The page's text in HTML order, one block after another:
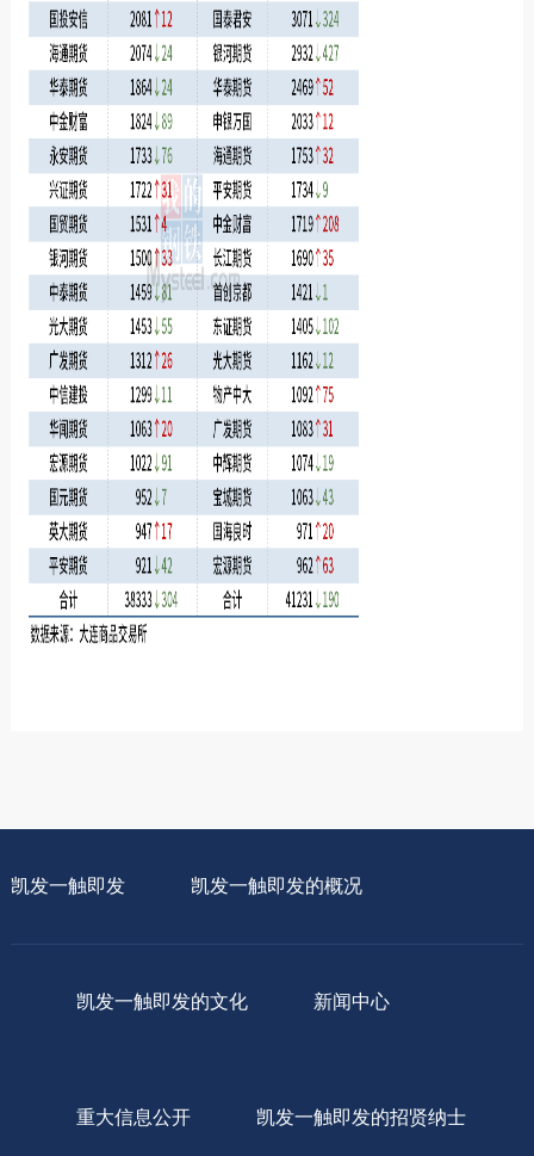
凯发一触即发 凯发一触即发的概况
凯发一触即发的文化 新闻中心
重大信息公开 凯发一触即发的招贤纳士